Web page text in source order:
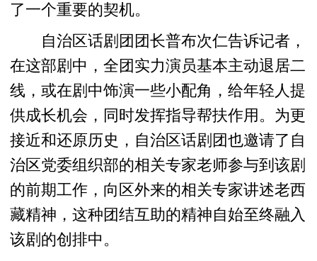
了一个重要的契机。
自治区话剧团团长普布次仁告诉记者，
在这部剧中，全团实力演员基本主动退居二
线，或在剧中饰演一些小配角，给年轻人提
供成长机会，同时发挥指导帮扶作用。为更
接近和还原历史，自治区话剧团也邀请了自
治区党委组织部的相关专家老师参与到该剧
的前期工作，向区外来的相关专家讲述老西
藏精神，这种团结互助的精神自始至终融入
该剧的创排中。